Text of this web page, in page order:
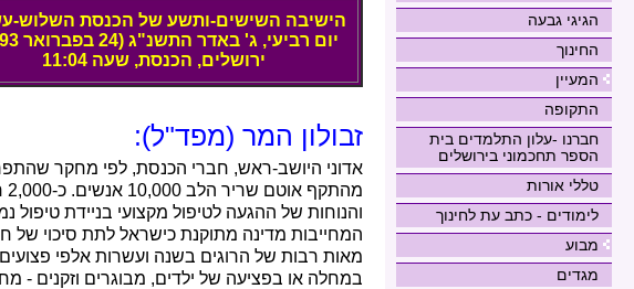
הגיגי גבעה
החינוך
המעיין
התקופה
חברנו -עלון התלמדים בית
הספר תחכמוני בירושלים
טללי אורות
לימודים - כתב עת לחינוך
מבוע
מגדים
הישיבה השישים-ותשע של הכנסת השלוש-
יום רביעי, ג' באדר התשנ"ג (24 בפברואר 1993)
ירושלים, הכנסת, שעה 11:04
זבולון המר (מפד"ל):
אדוני היושב-ראש, חברי הכנסת, לפי מחקר
והנוחות של ההגעה לטיפול מקצועי בניידת
המחייבות מדינה מתוקנת כישראל לתת סיכוי
מאות רבות של הרוגים בשנה ועשרות אלפי
במחלה או בפציעה של ילדים, מבוגרים וזקנים -